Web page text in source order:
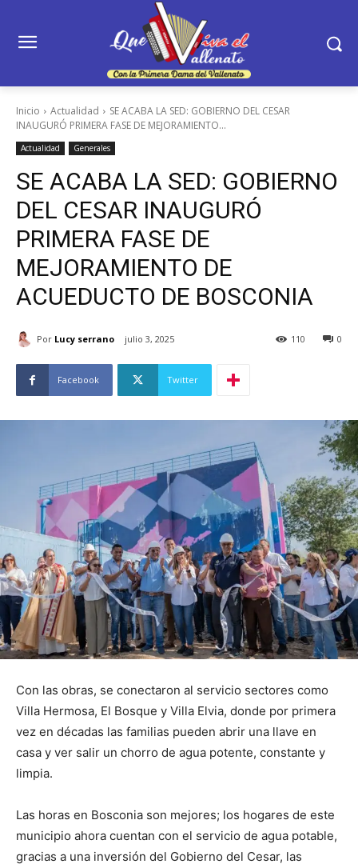
Inicio Actualidad
SE ACABA LA SED: GOBIERNO DEL CESAR
INAUGURÓ PRIMERA FASE DE MEJORAMIENTO...
Actualidad Generales
SE ACABA LA SED: GOBIERNO
DEL CESAR INAUGURÓ
PRIMERA FASE DE
MEJORAMIENTO DE
ACUEDUCTO DE BOSCONIA
Por Lucy serrano julio 3, 2025 0
110
Facebook Twitter
Con las obras, se conectaron al servicio sectores como
Villa Hermosa, El Bosque y Villa Elvia, donde por primera
vez en décadas las familias pueden abrir una llave en
casa y ver salir un chorro de agua potente, constante y
limpia.
Las horas en Bosconia son mejores; los hogares de este
municipio ahora cuentan con el servicio de agua potable,
gracias a una inversión del Gobierno del Cesar, las